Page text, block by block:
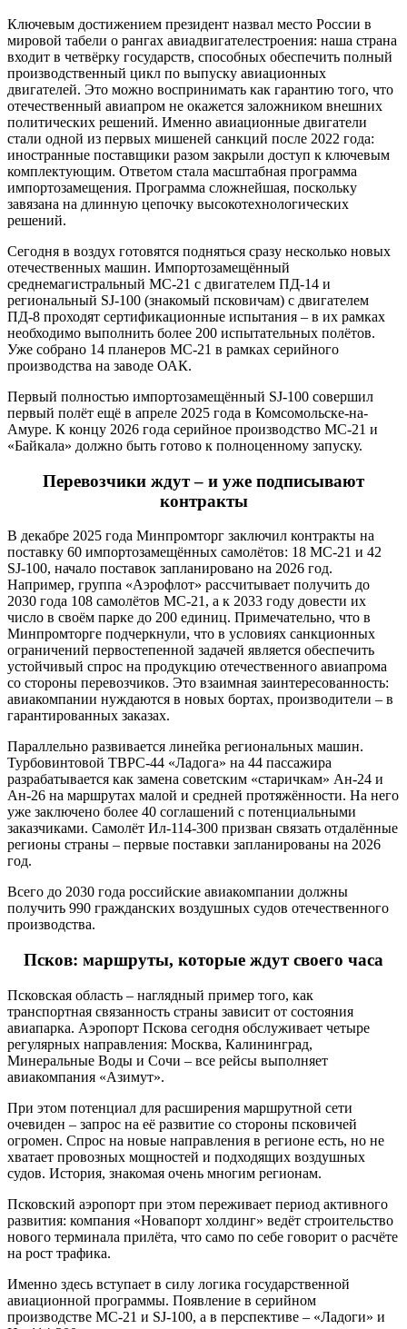
Ключевым достижением президент назвал место России в
мировой табели о рангах авиадвигателестроения: наша страна
входит в четвёрку государств, способных обеспечить полный
производственный цикл по выпуску авиационных
двигателей. Это можно воспринимать как гарантию того, что
отечественный авиапром не окажется заложником внешних
политических решений. Именно авиационные двигатели
стали одной из первых мишеней санкций после 2022 года:
иностранные поставщики разом закрыли доступ к ключевым
комплектующим. Ответом стала масштабная программа
импортозамещения. Программа сложнейшая, поскольку
завязана на длинную цепочку высокотехнологических
решений.
Сегодня в воздух готовятся подняться сразу несколько новых
отечественных машин. Импортозамещённый
среднемагистральный МС-21 с двигателем ПД-14 и
региональный SJ-100 (знакомый псковичам) с двигателем
ПД-8 проходят сертификационные испытания – в их рамках
необходимо выполнить более 200 испытательных полётов.
Уже собрано 14 планеров МС-21 в рамках серийного
производства на заводе ОАК.
Первый полностью импортозамещённый SJ-100 совершил
первый полёт ещё в апреле 2025 года в Комсомольске-на-
Амуре. К концу 2026 года серийное производство МС-21 и
«Байкала» должно быть готово к полноценному запуску.
Перевозчики ждут – и уже подписывают
контракты
В декабре 2025 года Минпромторг заключил контракты на
поставку 60 импортозамещённых самолётов: 18 МС-21 и 42
SJ-100, начало поставок запланировано на 2026 год.
Например, группа «Аэрофлот» рассчитывает получить до
2030 года 108 самолётов МС-21, а к 2033 году довести их
число в своём парке до 200 единиц. Примечательно, что в
Минпромторге подчеркнули, что в условиях санкционных
ограничений первостепенной задачей является обеспечить
устойчивый спрос на продукцию отечественного авиапрома
со стороны перевозчиков. Это взаимная заинтересованность:
авиакомпании нуждаются в новых бортах, производители – в
гарантированных заказах.
Параллельно развивается линейка региональных машин.
Турбовинтовой ТВРС-44 «Ладога» на 44 пассажира
разрабатывается как замена советским «старичкам» Ан-24 и
Ан-26 на маршрутах малой и средней протяжённости. На него
уже заключено более 40 соглашений с потенциальными
заказчиками. Самолёт Ил-114-300 призван связать отдалённые
регионы страны – первые поставки запланированы на 2026
год.
Всего до 2030 года российские авиакомпании должны
получить 990 гражданских воздушных судов отечественного
производства.
Псков: маршруты, которые ждут своего часа
Псковская область – наглядный пример того, как
транспортная связанность страны зависит от состояния
авиапарка. Аэропорт Пскова сегодня обслуживает четыре
регулярных направления: Москва, Калининград,
Минеральные Воды и Сочи – все рейсы выполняет
авиакомпания «Азимут».
При этом потенциал для расширения маршрутной сети
очевиден – запрос на её развитие со стороны псковичей
огромен. Спрос на новые направления в регионе есть, но не
хватает провозных мощностей и подходящих воздушных
судов. История, знакомая очень многим регионам.
Псковский аэропорт при этом переживает период активного
развития: компания «Новапорт холдинг» ведёт строительство
нового терминала прилёта, что само по себе говорит о расчёте
на рост трафика.
Именно здесь вступает в силу логика государственной
авиационной программы. Появление в серийном
производстве МС-21 и SJ-100, а в перспективе – «Ладоги» и